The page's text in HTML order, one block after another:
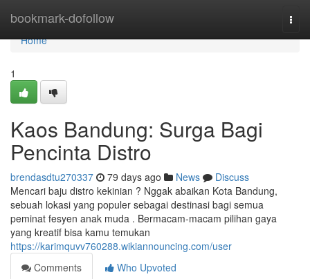
bookmark-dofollow
Home
Home
1
Kaos Bandung: Surga Bagi
Pencinta Distro
brendasdtu270337 79 days ago News
Discuss
Mencari baju distro kekinian ? Nggak abaikan Kota Bandung,
sebuah lokasi yang populer sebagai destinasi bagi semua
peminat fesyen anak muda . Bermacam-macam pilihan gaya
yang kreatif bisa kamu temukan
https://karimquvv760288.wikiannouncing.com/user
Comments
Who Upvoted